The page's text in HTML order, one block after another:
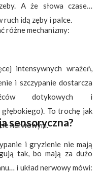
A że słowa czasem
ruch idą zęby i palce.
różne mechanizmy:
intensywnych wrażeń,
i szczypanie dostarcza
dotykowych i
To trochę jak
nerwowym.
tak, bo mają za dużo
i układ nerwowy mówi:
sensoryczna?
i gryzienie nie mają